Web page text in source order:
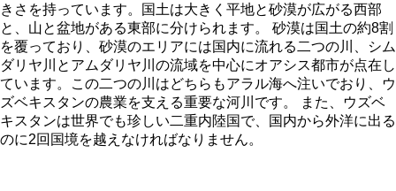
きさを持っています。国土は大きく平地と砂漠が広がる西部
と、山と盆地がある東部に分けられます。 砂漠は国土の約8割
を覆っており、砂漠のエリアには国内に流れる二つの川、シム
ダリヤ川とアムダリヤ川の流域を中心にオアシス都市が点在し
ています。この二つの川はどちらもアラル海へ注いでおり、ウ
ズベキスタンの農業を支える重要な河川です。 また、ウズベ
キスタンは世界でも珍しい二重内陸国で、国内から外洋に出る
のに2回国境を越えなければなりません。